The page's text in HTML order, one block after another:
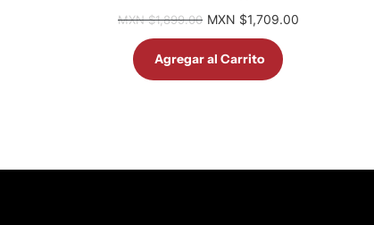
MXN $1,899.00 MXN $1,709.00
Agregar al Carrito